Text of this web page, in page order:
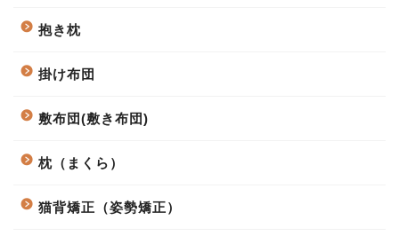
抱き枕
掛け布団
敷布団(敷き布団)
枕（まくら）
猫背矯正（姿勢矯正）